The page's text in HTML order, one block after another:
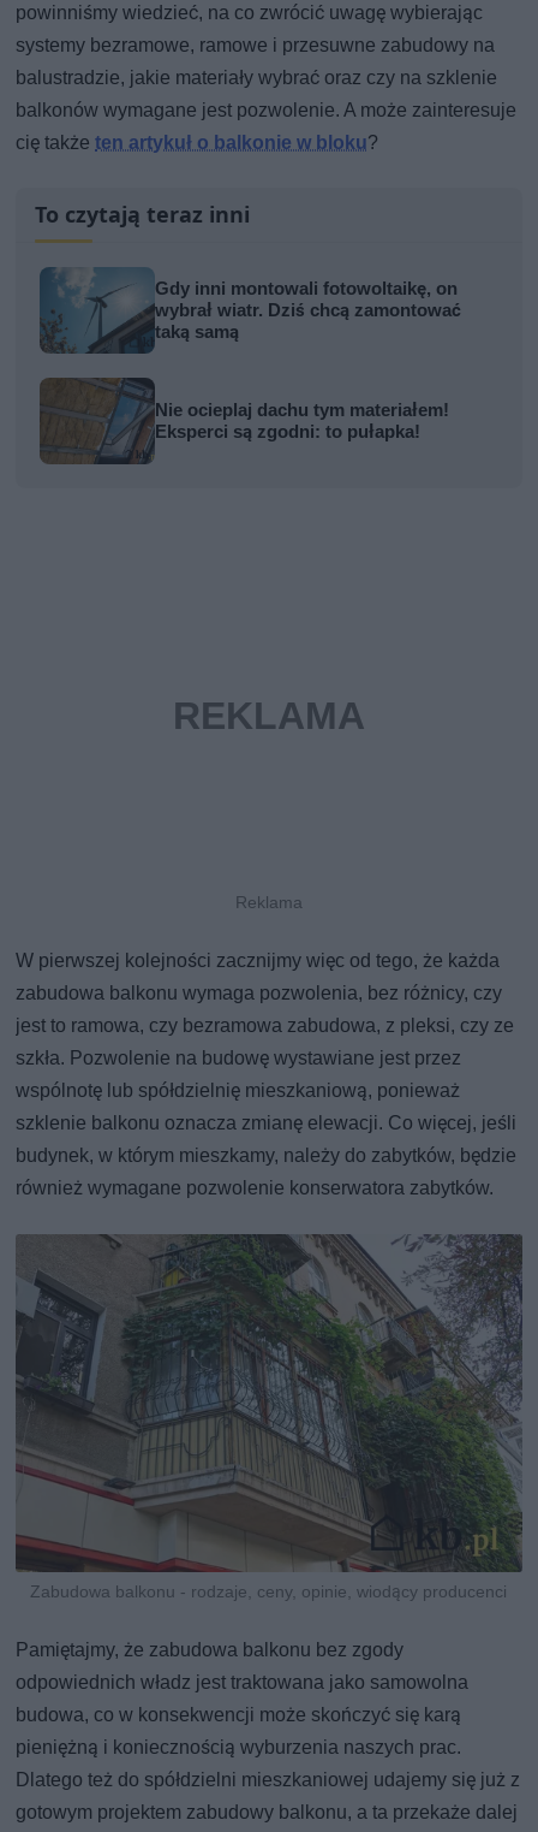
powinniśmy wiedzieć, na co zwrócić uwagę wybierając
systemy bezramowe, ramowe i przesuwne zabudowy na
balustradzie, jakie materiały wybrać oraz czy na szklenie
balkonów wymagane jest pozwolenie. A może zainteresuje
cię takżeten artykuł o balkonie w bloku?
To czytają teraz inni
Gdy inni montowali fotowoltaikę, on
wybrał wiatr. Dziś chcą zamontować
taką samą
Nie ocieplaj dachu tym materiałem!
Eksperci są zgodni: to pułapka!
W pierwszej kolejności zacznijmy więc od tego, że każda
zabudowa balkonu wymaga pozwolenia, bez różnicy, czy
jest to ramowa, czy bezramowa zabudowa, z pleksi, czy ze
szkła. Pozwolenie na budowę wystawiane jest przez
wspólnotę lub spółdzielnię mieszkaniową, ponieważ
szklenie balkonu oznacza zmianę elewacji. Co więcej, jeśli
budynek, w którym mieszkamy, należy do zabytków, będzie
również wymagane pozwolenie konserwatora zabytków.
Zabudowa balkonu - rodzaje, ceny, opinie, wiodący producenci
Pamiętajmy, że zabudowa balkonu bez zgody
odpowiednich władz jest traktowana jako samowolna
budowa, co w konsekwencji może skończyć się karą
pieniężną i koniecznością wyburzenia naszych prac.
Dlatego też do spółdzielni mieszkaniowej udajemy się już z
gotowym projektem zabudowy balkonu, a ta przekaże dalej